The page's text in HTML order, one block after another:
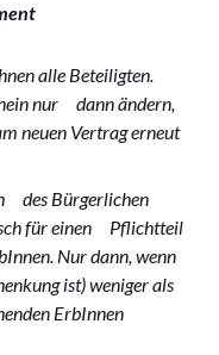
alle Beteiligten.
nur dann ändern,
neuen Vertrag erneut
des Bürgerlichen
für einen Pflichtteil
Nur dann, wenn
ist) weniger als
ErbInnen